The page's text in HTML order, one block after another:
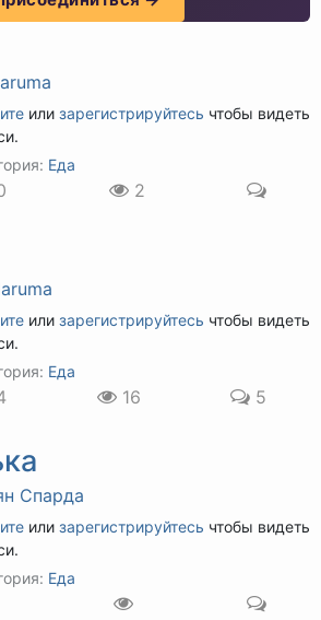
или зарегистрируйтесь чтобы видеть
Еда
2
или зарегистрируйтесь чтобы видеть
Еда
16 5
Спарда
или зарегистрируйтесь чтобы видеть
Еда